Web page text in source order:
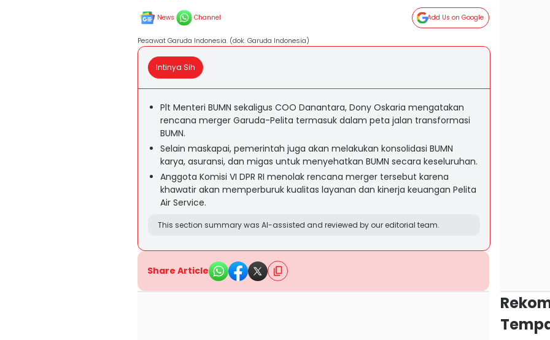
News Channel Add Us on Google
Pesawat Garuda Indonesia. (dok. Garuda Indonesia)
Intinya Sih
Plt Menteri BUMN sekaligus COO Danantara, Dony Oskaria mengatakan
rencana merger Garuda-Pelita termasuk dalam peta jalan transformasi
BUMN.
Selain maskapai, pemerintah juga akan melakukan konsolidasi BUMN
karya, asuransi, dan migas untuk menyehatkan BUMN secara keseluruhan.
Anggota Komisi VI DPR RI menolak rencana merger tersebut karena
khawatir akan memperburuk kualitas layanan dan kinerja keuangan Pelita
Air Service.
This section summary was AI-assisted and reviewed by our editorial team.
Share Article